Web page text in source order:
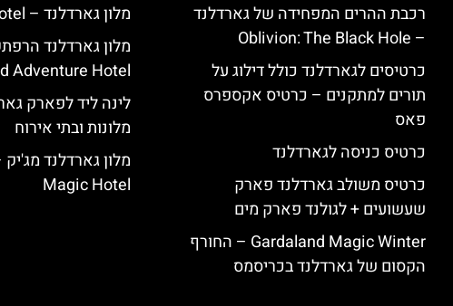
רכבת ההרים המפחידה של גארדלנד
– Oblivion: The Black Hole
כרטיסים לגארדלנד כולל דילוג על
תורים למתקנים – כרטיס אקספרס
פאס
כרטיס כניסה לגארדלנד
כרטיס משולב גארדלנד פארק
שעשועים + לגולנד פארק מים
Gardaland Magic Winter – החורף
הקסום של גארדלנד בכריסמס
מלון גארדלנד – Gardaland Hotel
מלון גארדלנד
Adventure Hotel
לינה ליד לפארק
מלונות ובתי אירוח
Magic Hotel